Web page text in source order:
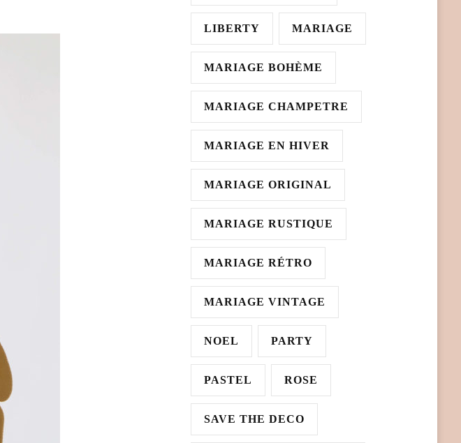
LIBERTY MARIAGE
MARIAGE BOHÈME
MARIAGE CHAMPETRE
MARIAGE EN HIVER
MARIAGE ORIGINAL
MARIAGE RUSTIQUE
MARIAGE RÉTRO
MARIAGE VINTAGE
NOEL PARTY
PASTEL ROSE
SAVE THE DECO